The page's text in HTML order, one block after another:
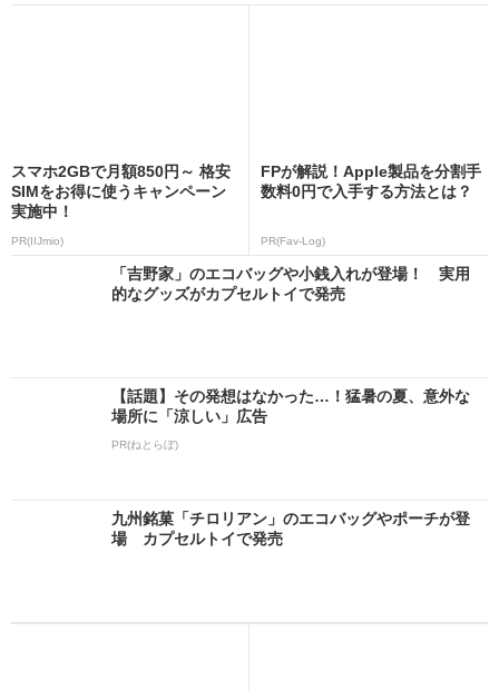
スマホ2GBで月額850円～ 格安
SIMをお得に使うキャンペーン
実施中！
PR(IIJmio)
FPが解説！Apple製品を分割手
数料0円で入手する方法とは？
PR(Fav-Log)
「吉野家」のエコバッグや小銭入れが登場！ 実用
的なグッズがカプセルトイで発売
【話題】その発想はなかった…！猛暑の夏、意外な
場所に「涼しい」広告
PR(ねとらぼ)
九州銘菓「チロリアン」のエコバッグやポーチが登
場 カプセルトイで発売